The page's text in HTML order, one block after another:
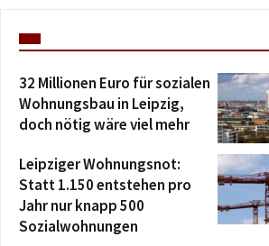
32 Millionen Euro für sozialen
Wohnungsbau in Leipzig,
doch nötig wäre viel mehr
Leipziger Wohnungsnot:
Statt 1.150 entstehen pro
Jahr nur knapp 500
Sozialwohnungen